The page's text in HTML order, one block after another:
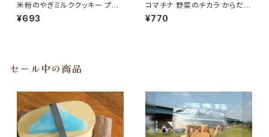
米粉のやぎミルククッキー プレ
ーン プティシェーブル
¥693
コマチナ 野菜のチカラ からだ潤
う ヤーコンチップ 20g
¥770
セール中の商品